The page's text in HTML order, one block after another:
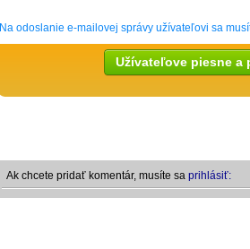
Na odoslanie e-mailovej správy užívateľovi sa
Užívateľove piesne a
Ak chcete pridať komentár, musíte sa prihlásiť: